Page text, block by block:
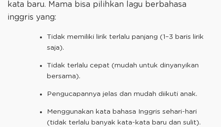
kata baru. Mama bisa pilihkan lagu berbahasa
inggris yang:
Tidak memiliki lirik terlalu panjang (1–3 baris lirik
saja).
Tidak terlalu cepat (mudah untuk dinyanyikan
bersama).
Pengucapannya jelas dan mudah diikuti anak.
Menggunakan kata bahasa Inggris sehari-hari
(tidak terlalu banyak kata-kata baru dan sulit).